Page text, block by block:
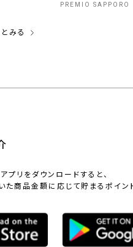
PREMIO SAPPORO
みる
プリをダウンロードすると、
た商品金額に応じて貯まるポイン